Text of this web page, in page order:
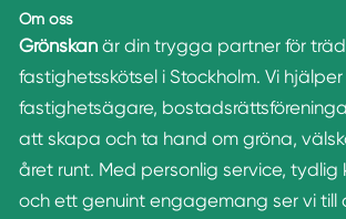
Om oss
Grönskanär din trygga partner för
fastighetsskötsel i Stockholm. Vi hjälper
fastighetsägare,
att skapa och ta hand om gröna,
året runt. Med personlig service, tydlig
och ett genuint engagemang ser vi till